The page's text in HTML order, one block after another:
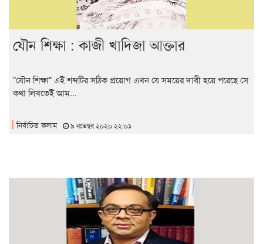
যৌন শিক্ষা : কাজী খাদিজা আক্তার
"যৌন শিক্ষা" এই শব্দটির সঠিক প্রয়োগ এখন যে সময়ের দাবী হয়ে পরেছে সে
কথা লিখতেই আম...
নির্বাচিত কলাম ৯ নভেম্বর ২০২০ ২২:০১